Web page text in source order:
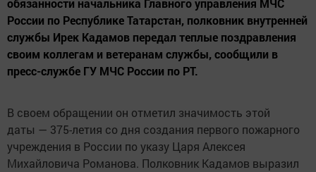
обязанности начальника Главного управления МЧС
России по Республике Татарстан, полковник внутренней
службы Ирек Кадамов передал теплые поздравления
своим коллегам и ветеранам службы, сообщили в
пресс-службе ГУ МЧС России по РТ.
В своем обращении он отметил значимость этой
даты — 375-летия со дня создания первого пожарного
учреждения в России по указу Царя Алексея
Михайловича Романова. Полковник Кадамов выразил